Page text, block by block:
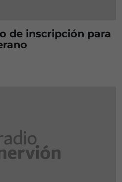
de inscripción para